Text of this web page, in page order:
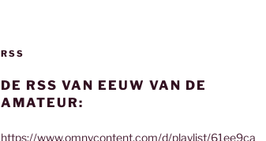
RSS
DE RSS VAN EEUW VAN DE
AMATEUR:
https://www.omnycontent.com/d/playlist/61ee9ca